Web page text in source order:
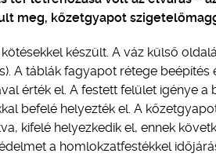
meg, kőzetgyapot
készült. A váz külső
A táblák fagyapot rétege
érték el. A festett felület igénye a
befelé helyezték el. A
kifelé helyezkedik el, ennek
a homlokzatfestékkel